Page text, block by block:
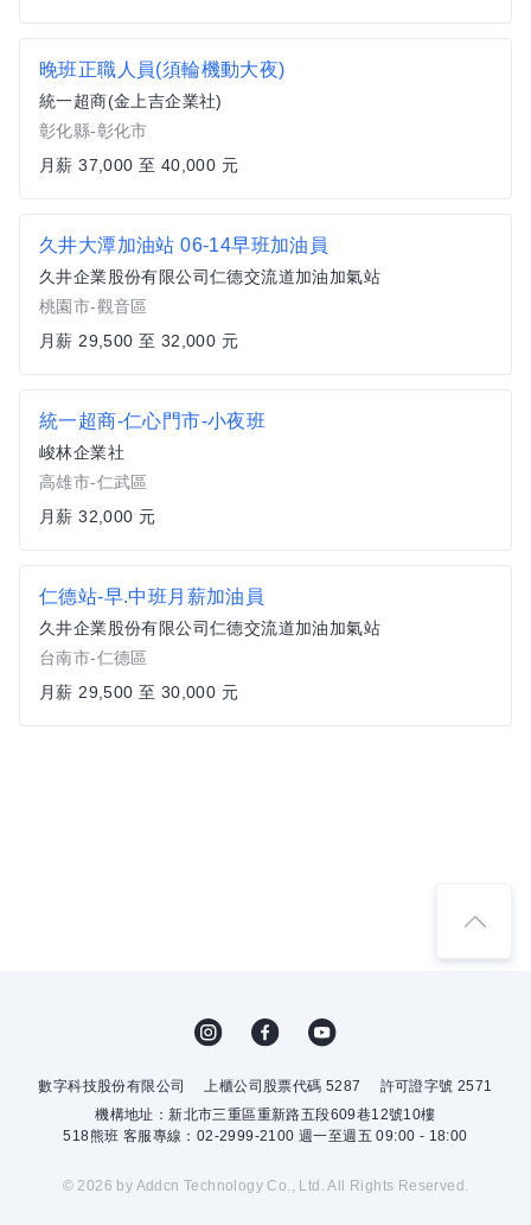
晚班正職人員(須輪機動大夜)
統一超商(金上吉企業社)
彰化縣-彰化市
月薪 37,000 至 40,000 元
久井大潭加油站 06-14早班加油員
久井企業股份有限公司仁德交流道加油加氣站
桃園市-觀音區
月薪 29,500 至 32,000 元
統一超商-仁心門市-小夜班
峻林企業社
高雄市-仁武區
月薪 32,000 元
仁德站-早.中班月薪加油員
久井企業股份有限公司仁德交流道加油加氣站
台南市-仁德區
月薪 29,500 至 30,000 元
數字科技股份有限公司 上櫃公司股票代碼 5287
許可證字號 2571
機構地址：新北市三重區重新路五段609巷12號10樓
518熊班 客服專線：02-2999-2100 週一至週五 09:00 - 18:00
© 2026 by Addcn Technology Co., Ltd. All Rights Reserved.